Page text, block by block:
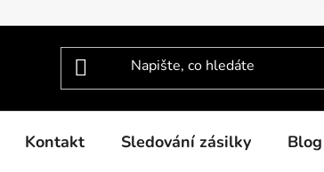
Kontakt Sledování zásilky Blog